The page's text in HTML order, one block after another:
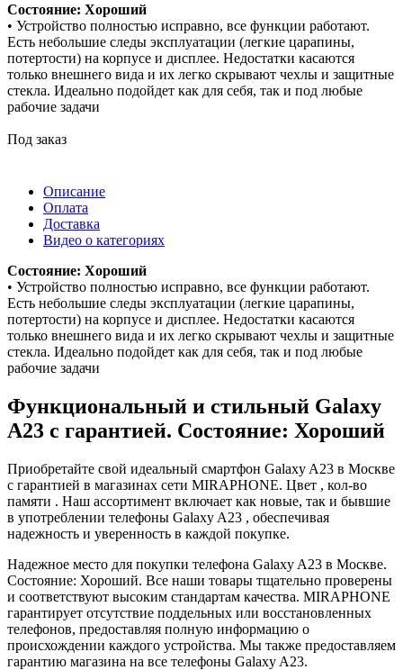
Состояние: Хороший
• Устройство полностью исправно, все функции работают.
Есть небольшие следы эксплуатации (легкие царапины,
потертости) на корпусе и дисплее. Недостатки касаются
только внешнего вида и их легко скрывают чехлы и защитные
стекла. Идеально подойдет как для себя, так и под любые
рабочие задачи
Под заказ
Описание
Оплата
Доставка
Видео о категориях
Состояние: Хороший
• Устройство полностью исправно, все функции работают.
Есть небольшие следы эксплуатации (легкие царапины,
потертости) на корпусе и дисплее. Недостатки касаются
только внешнего вида и их легко скрывают чехлы и защитные
стекла. Идеально подойдет как для себя, так и под любые
рабочие задачи
Функциональный и стильный Galaxy
A23 с гарантией. Состояние: Хороший
Приобретайте свой идеальный смартфон Galaxy A23 в Москве
с гарантией в магазинах сети MIRAPHONE. Цвет , кол-во
памяти . Наш ассортимент включает как новые, так и бывшие
в употреблении телефоны Galaxy A23 , обеспечивая
надежность и уверенность в каждой покупке.
Надежное место для покупки телефона Galaxy A23 в Москве.
Состояние: Хороший. Все наши товары тщательно проверены
и соответствуют высоким стандартам качества. MIRAPHONE
гарантирует отсутствие поддельных или восстановленных
телефонов, предоставляя полную информацию о
происхождении каждого устройства. Мы также предоставляем
гарантию магазина на все телефоны Galaxy A23.